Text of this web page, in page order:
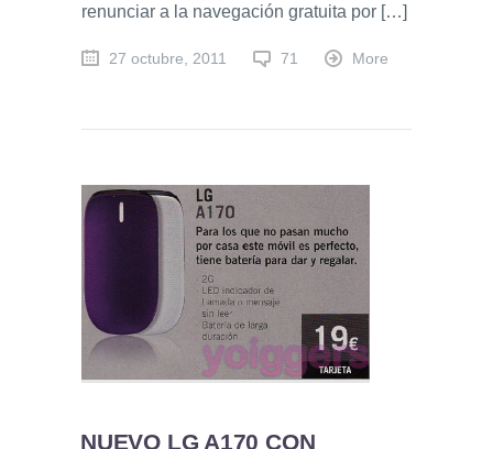
renunciar a la navegación gratuita por […]
27 octubre, 2011 71 More
NUEVO LG A170 CON